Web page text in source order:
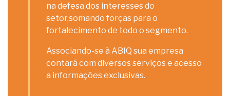
na defesa dos interesses do
setor,somando forças para o
fortalecimento de todo o segmento.
Associando-se à ABIQ sua empresa
contará com diversos serviços e acesso
a informações exclusivas.